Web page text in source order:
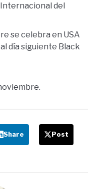
Internacional del
se celebra en USA
día siguiente Black
Share Post